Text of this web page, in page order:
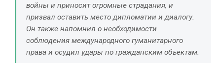
войны и приносит огромные страдания, и
призвал оставить место дипломатии и диалогу.
Он также напомнил о необходимости
соблюдения международного гуманитарного
права и осудил удары по гражданским объектам.